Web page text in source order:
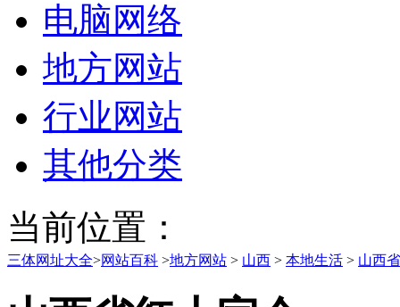
电脑网络
地方网站
行业网站
其他分类
当前位置：
三体网址大全>网站百科 >地方网站 > 山西 > 本地生活 > 山西